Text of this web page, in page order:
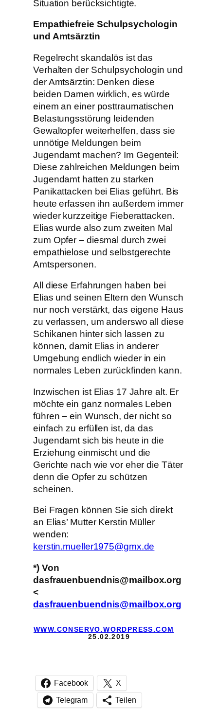
Situation berücksichtigte.
Empathiefreie Schulpsychologin
und Amtsärztin
Regelrecht skandalös ist das
Verhalten der Schulpsychologin und
der Amtsärztin: Denken diese
beiden Damen wirklich, es würde
einem an einer posttraumatischen
Belastungsstörung leidenden
Gewaltopfer weiterhelfen, dass sie
unnötige Meldungen beim
Jugendamt machen? Im Gegenteil:
Diese zahlreichen Meldungen beim
Jugendamt hatten zu starken
Panikattacken bei Elias geführt. Bis
heute erfassen ihn außerdem immer
wieder kurzzeitige Fieberattacken.
Elias wurde also zum zweiten Mal
zum Opfer – diesmal durch zwei
empathielose und selbstgerechte
Amtspersonen.
All diese Erfahrungen haben bei
Elias und seinen Eltern den Wunsch
nur noch verstärkt, das eigene Haus
zu verlassen, um anderswo all diese
Schikanen hinter sich lassen zu
können, damit Elias in anderer
Umgebung endlich wieder in ein
normales Leben zurückfinden kann.
Inzwischen ist Elias 17 Jahre alt. Er
möchte ein ganz normales Leben
führen – ein Wunsch, der nicht so
einfach zu erfüllen ist, da das
Jugendamt sich bis heute in die
Erziehung einmischt und die
Gerichte nach wie vor eher die Täter
denn die Opfer zu schützen
scheinen.
Bei Fragen können Sie sich direkt
an Elias’ Mutter Kerstin Müller
wenden:
kerstin.mueller1975@gmx.de
*) Von
dasfrauenbuendnis@mailbox.org
<
dasfrauenbuendnis@mailbox.org
WWW.CONSERVO.WORDPRESS.COM
25.02.2019
Facebook X
Telegram Teilen